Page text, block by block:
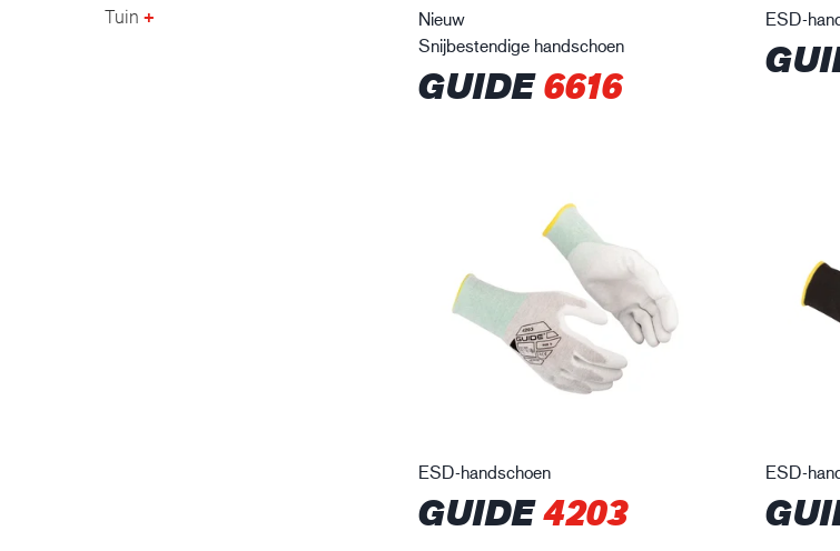
Tuin
Nieuw
Snijbestendige handschoen
GUIDE6616
ESD-
ESD-handschoen
GUIDE4203
ESD-